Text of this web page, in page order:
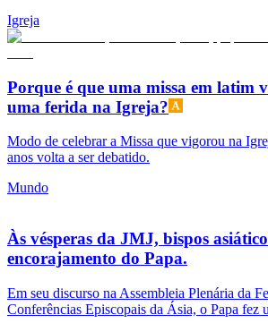
Igreja
Porque é que uma missa em latim
uma ferida na Igreja?
Modo de celebrar a Missa que vigorou na
anos volta a ser debatido.
Mundo
Às vésperas da JMJ, bispos
encorajamento do Papa.
Em seu discurso na Assembleia Plenária da
Conferências Episcopais da Ásia, o Papa fez